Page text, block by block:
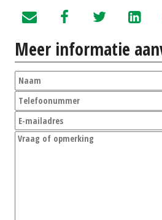
Meer informatie